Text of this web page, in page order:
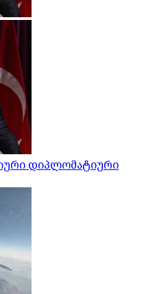
დიპლომატიური